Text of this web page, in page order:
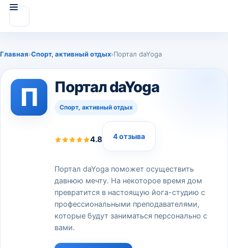
Главная›Спорт, активный отдых›Портал daYoga
П Портал daYoga
Спорт, активный отдых
4.8 4 отзыва
Портал daYoga поможет осуществить
давнюю мечту. На некоторое время дом
превратится в настоящую йога-студию с
профессиональными преподавателями,
которые будут заниматься персонально с
вами.